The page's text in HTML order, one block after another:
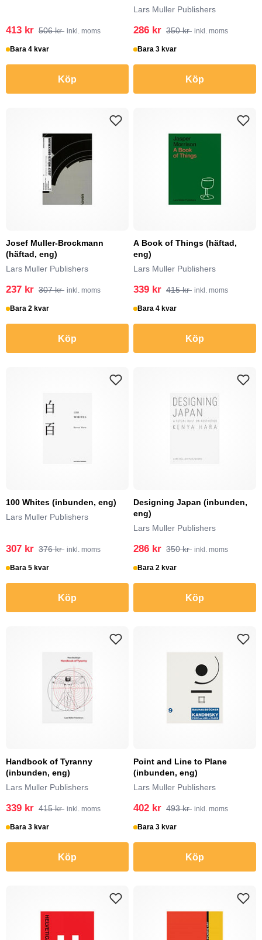
413 kr 506 kr inkl. moms
Bara 4 kvar
Köp
Lars Muller Publishers
286 kr 350 kr inkl. moms
Bara 3 kvar
Köp
Josef Muller-Brockmann
(häftad, eng)
Lars Muller Publishers
237 kr 307 kr inkl. moms
Bara 2 kvar
Köp
A Book of Things (häftad,
eng)
Lars Muller Publishers
339 kr 415 kr inkl. moms
Bara 4 kvar
Köp
100 Whites (inbunden, eng)
Lars Muller Publishers
307 kr 376 kr inkl. moms
Bara 5 kvar
Köp
Designing Japan (inbunden,
eng)
Lars Muller Publishers
286 kr 350 kr inkl. moms
Bara 2 kvar
Köp
Handbook of Tyranny
(inbunden, eng)
Lars Muller Publishers
339 kr 415 kr inkl. moms
Bara 3 kvar
Köp
Point and Line to Plane
(inbunden, eng)
Lars Muller Publishers
402 kr 493 kr inkl. moms
Bara 3 kvar
Köp